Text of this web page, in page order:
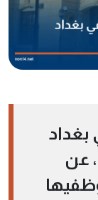
بغداد
عن